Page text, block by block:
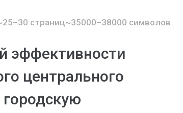
страниц~35000–38000 символов
эффективности
центрального